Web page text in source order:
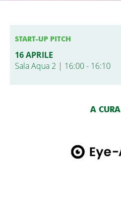
START-UP PITCH
16 APRILE
Sala Aqua 2 | 16:00 - 16:10
A